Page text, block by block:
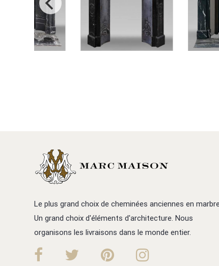
Le plus grand choix de cheminées anciennes en
Un grand choix d'éléments d'architecture. Nous
organisons les livraisons dans le monde entier.